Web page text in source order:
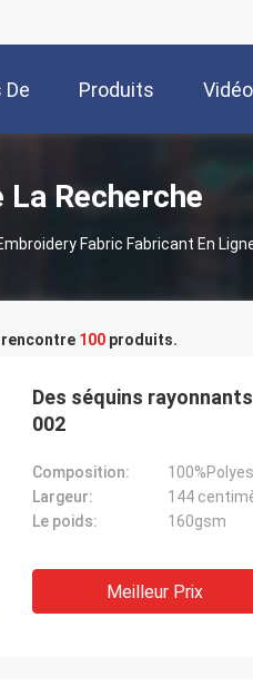
De Produits
La Recherche
Fabric Fabricant En
100 produits.
Des séquins
002
Composition:
Largeur:
144
Le poids:
160gsm
Meilleur Prix